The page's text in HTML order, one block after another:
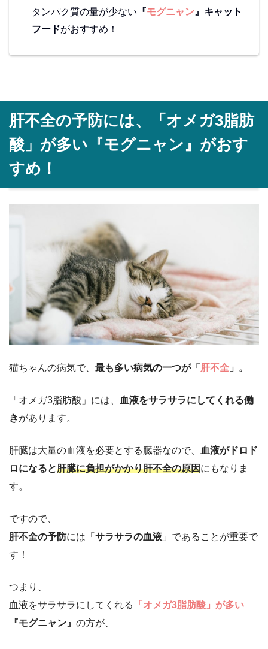
タンパク質の量が少ない 『モグニャン 』キャット
フードがおすすめ！
肝不全の予防には、「オメガ3脂肪
酸」が多い『モグニャン』がおす
すめ！
猫ちゃんの病気で、 最も多い病気の一つが「 肝不全 」。
「オメガ3脂肪酸」には、
血液をサラサラにしてくれる働
きがあります。
肝臓は大量の血液を必要とする臓器なので、
血液がドロド
ロになると肝臓に負担がかかり肝不全の原因にもなりま
す。
ですので、
肝不全の予防には「 サラサラの血液 」であることが重要で
す！
つまり、
血液をサラサラにしてくれる
「オメガ3脂肪酸」が多い
『モグニャン』 の方が、